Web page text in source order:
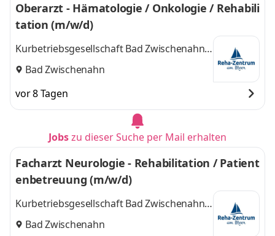
Oberarzt - Hämatologie / Onkologie / Rehabili
tation (m/w/d)
Kurbetriebsgesellschaft Bad Zwischenahn
mbHBad Zwischenahn
vor 8 Tagen
Jobszu dieser Suche per Mail erhalten
Facharzt Neurologie - Rehabilitation / Patient
enbetreuung (m/w/d)
Kurbetriebsgesellschaft Bad Zwischenahn
mbHBad Zwischenahn